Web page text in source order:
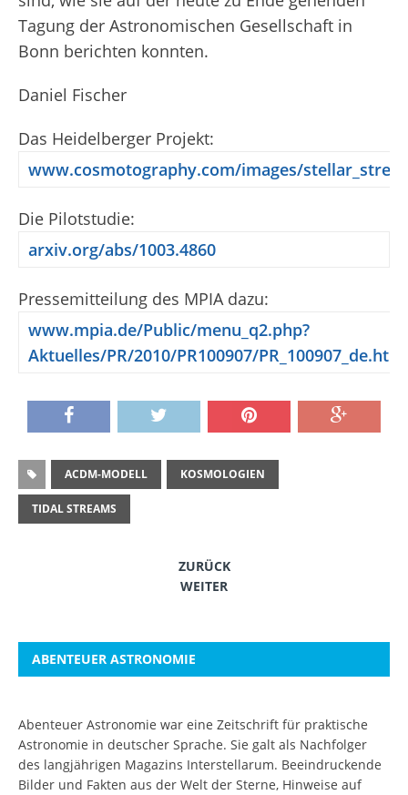
Tagung der Astronomischen Gesellschaft in
Bonn berichten konnten.
Daniel Fischer
Das Heidelberger Projekt:
www.cosmotography.com/images/
Die Pilotstudie:
arxiv.org/abs/1003.4860
Pressemitteilung des MPIA dazu:
www.mpia.de/Public/menu_q2.php?
Aktuelles/PR/2010/PR100907/PR_100907_de.html
ACDM-MODELL KOSMOLOGIEN
TIDAL STREAMS
ZURÜCK
WEITER
ABENTEUER ASTRONOMIE
Abenteuer Astronomie war eine Zeitschrift für praktische
Astronomie in deutscher Sprache. Sie galt als Nachfolger
des langjährigen Magazins Interstellarum. Beeindruckende
Bilder und Fakten aus der Welt der Sterne, Hinweise auf